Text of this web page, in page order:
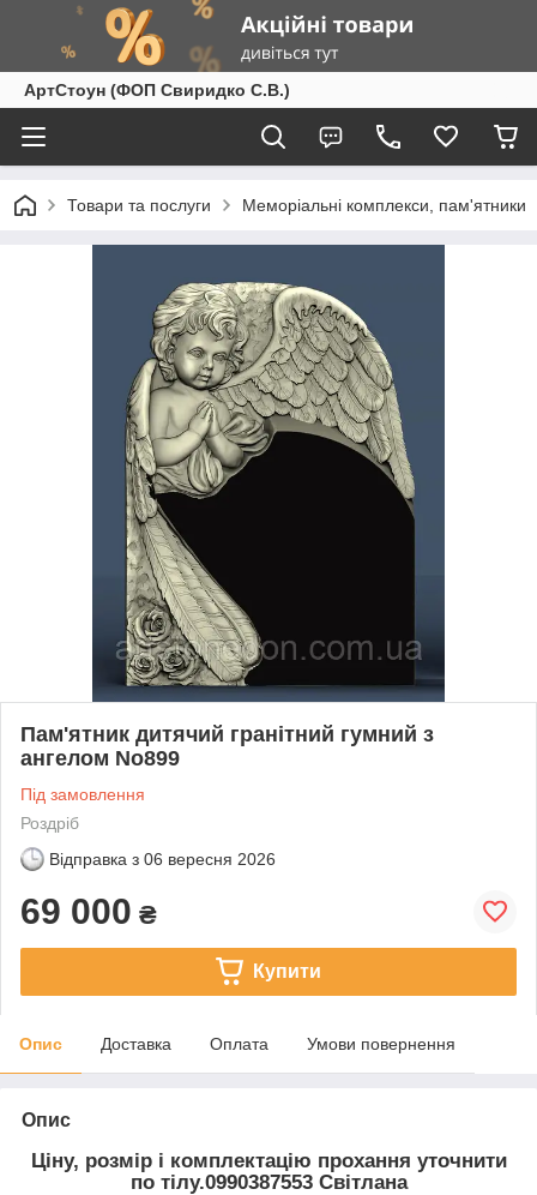
АртСтоун (ФОП Свиридко С.В.)
Товари та послуги Меморіальні комплекси, пам'ятники
Пам'ятник дитячий гранітний гумний з
ангелом No899
Під замовлення
Роздріб
Відправка з 06 вересня 2026
69 000 ₴
Купити
Опис Доставка Оплата Умови повернення
Опис
Ціну, розмір і комплектацію прохання уточнити
по тілу.0990387553 Світлана